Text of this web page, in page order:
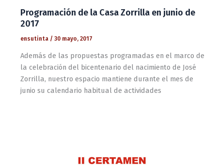
Programación de la Casa Zorrilla en junio de
2017
ensutinta / 30 mayo, 2017
Además de las propuestas programadas en el marco de
la celebración del bicentenario del nacimiento de José
Zorrilla, nuestro espacio mantiene durante el mes de
junio su calendario habitual de actividades